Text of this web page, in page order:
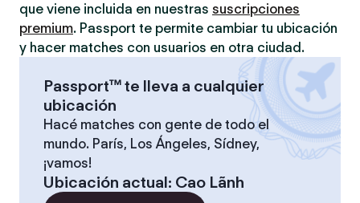
que viene incluida en nuestras suscripciones
premium. Passport te permite cambiar tu ubicación
y hacer matches con usuarios en otra ciudad.
Passport™ te lleva a cualquier
ubicación
Hacé matches con gente de todo el
mundo. París, Los Ángeles, Sídney,
¡vamos!
Ubicación actual: Cao Lãnh